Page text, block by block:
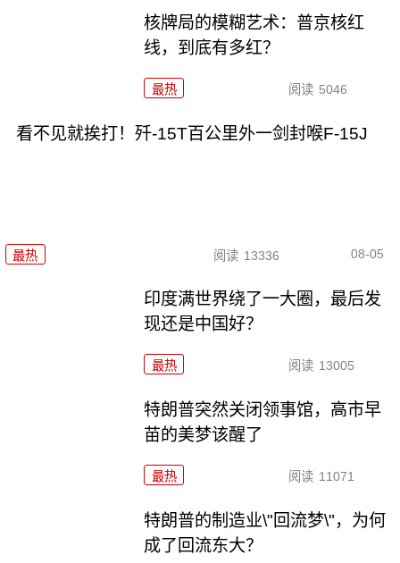
核牌局的模糊艺术：普京核红
线，到底有多红？
最热 阅读 5046
看不见就挨打！歼-15T百公里外一剑封喉F-15J
最热 阅读 13336 08-05
印度满世界绕了一大圈，最后发
现还是中国好？
最热 阅读 13005
特朗普突然关闭领事馆，高市早
苗的美梦该醒了
最热 阅读 11071
特朗普的制造业\"回流梦\"，为何
成了回流东大？